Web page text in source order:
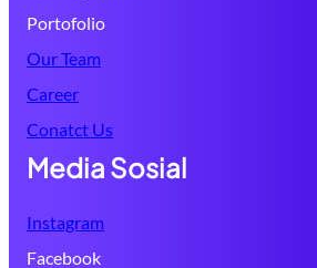
Portofolio
Our Team
Career
Conatct Us
Media Sosial
Instagram
Facebook